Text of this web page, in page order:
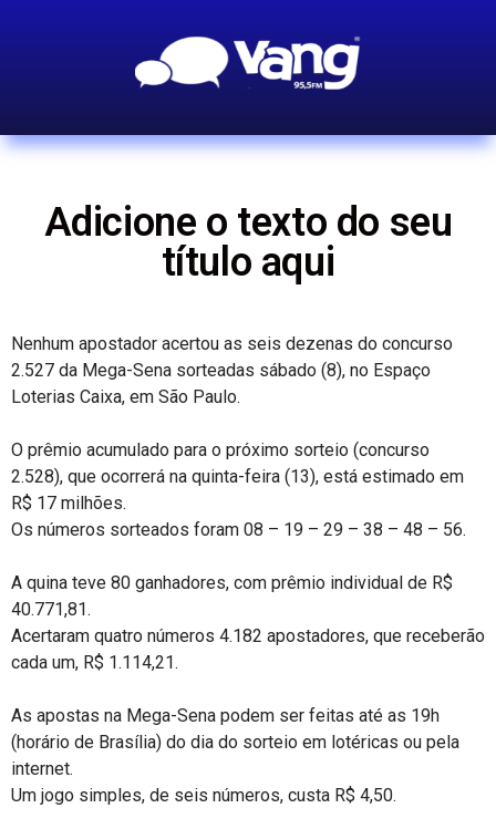
Adicione o texto do seu
título aqui
Nenhum apostador acertou as seis dezenas do concurso
2.527 da Mega-Sena sorteadas sábado (8), no Espaço
Loterias Caixa, em São Paulo.
O prêmio acumulado para o próximo sorteio (concurso
2.528), que ocorrerá na quinta-feira (13), está estimado em
R$ 17 milhões.
Os números sorteados foram 08 – 19 – 29 – 38 – 48 – 56.
A quina teve 80 ganhadores, com prêmio individual de R$
40.771,81.
Acertaram quatro números 4.182 apostadores, que receberão
cada um, R$ 1.114,21.
As apostas na Mega-Sena podem ser feitas até as 19h
(horário de Brasília) do dia do sorteio em lotéricas ou pela
internet.
Um jogo simples, de seis números, custa R$ 4,50.